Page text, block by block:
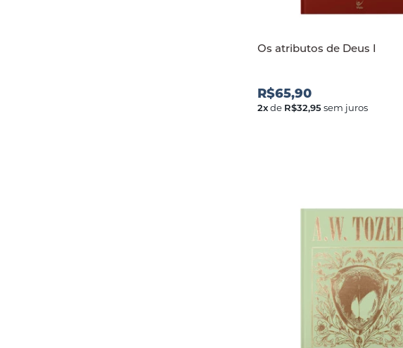
Os atributos de Deus I
R$65,90
2xde R$32,95sem juros